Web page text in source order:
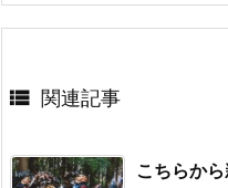
 関連記事
こちらか